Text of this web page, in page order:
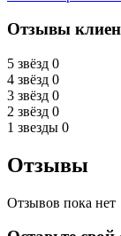
Отзывы
5 звёзд 0
4 звёзд 0
3 звёзд 0
2 звёзд 0
1 звезды 0
Отзывы
Отзывов пока нет